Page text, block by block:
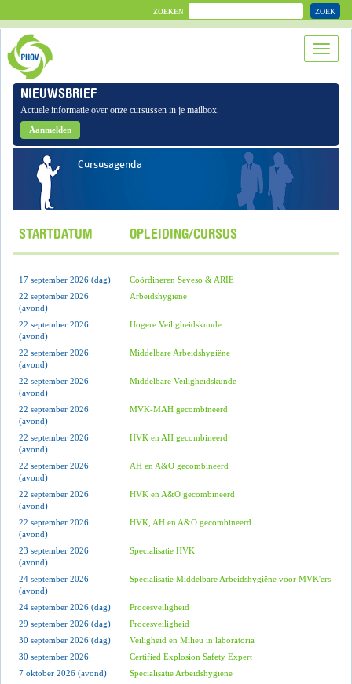
ZOEKEN ZOEK
NIEUWSBRIEF
Actuele informatie over onze cursussen in je mailbox.
Aanmelden
Cursusagenda
STARTDATUM OPLEIDING/CURSUS
17 september 2026 (dag)
Coördineren Seveso & ARIE
22 september 2026
(avond)
Arbeidshygiëne
22 september 2026
(avond)
Hogere Veiligheidskunde
22 september 2026
(avond)
Middelbare Arbeidshygiëne
22 september 2026
(avond)
Middelbare Veiligheidskunde
22 september 2026
(avond)
MVK-MAH gecombineerd
22 september 2026
(avond)
HVK en AH gecombineerd
22 september 2026
(avond)
AH en A&O gecombineerd
22 september 2026
(avond)
HVK en A&O gecombineerd
22 september 2026
(avond)
HVK, AH en A&O gecombineerd
23 september 2026
(avond)
Specialisatie HVK
24 september 2026
(avond)
Specialisatie Middelbare Arbeidshygiëne voor MVK'ers
24 september 2026 (dag)
Procesveiligheid
29 september 2026 (dag)
Procesveiligheid
30 september 2026 (dag)
Veiligheid en Milieu in laboratoria
30 september 2026
Certified Explosion Safety Expert
7 oktober 2026 (avond)
Specialisatie Arbeidshygiëne